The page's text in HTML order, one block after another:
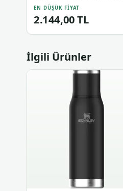
EN DÜŞÜK FIYAT
2.144,00 TL
İlgili Ürünler